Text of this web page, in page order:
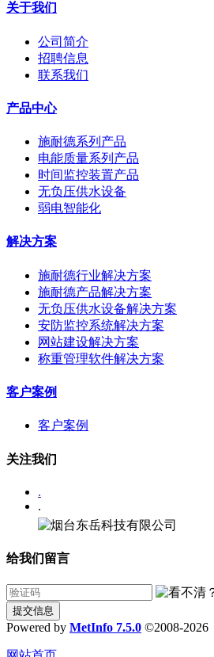
关于我们
公司简介
招聘信息
联系我们
产品中心
施耐德系列产品
电能质量系列产品
时间监控装置产品
无负压供水设备
弱电智能化
解决方案
施耐德行业解决方案
施耐德产品解决方案
无负压供水设备解决方案
安防监控系统解决方案
网站建设解决方案
称重管理软件解决方案
客户案例
客户案例
关注我们
.
.
给我们留言
提交信息
Powered by MetInfo 7.5.0 ©2008-2026